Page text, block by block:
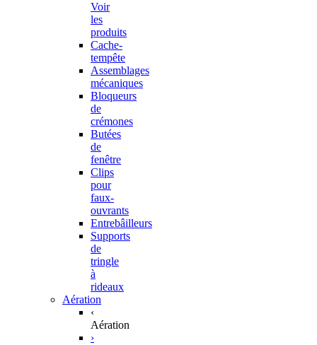
Voir
les
produits
Cache-
tempête
Assemblages
mécaniques
Bloqueurs
de
crémones
Butées
de
fenêtre
Clips
pour
faux-
ouvrants
Entrebâilleurs
Supports
de
tringle
à
rideaux
Aération
‹
Aération
›